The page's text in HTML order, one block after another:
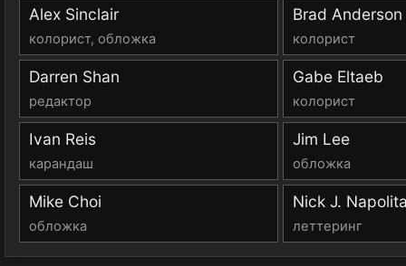
Alex Sinclair
колорист, обложка
Brad Anderson
колорист
Darren Shan
редактор
Gabe Eltaeb
колорист
Ivan Reis
карандаш
Jim Lee
обложка
Mike Choi
обложка
Nick J.
леттеринг